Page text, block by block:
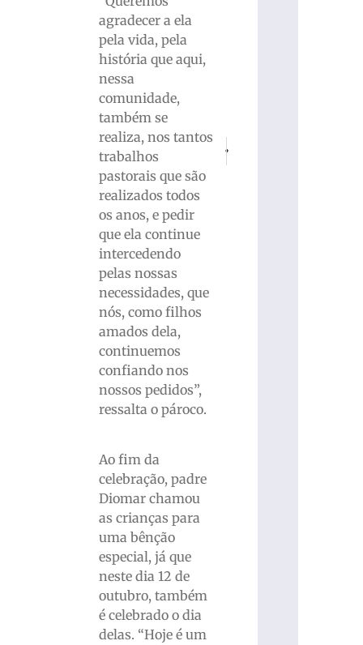
agradecer a ela
pela vida, pela
história que aqui,
nessa
comunidade,
também se
realiza, nos tantos
trabalhos
pastorais que são
realizados todos
os anos, e pedir
que ela continue
intercedendo
pelas nossas
necessidades, que
nós, como filhos
amados dela,
continuemos
confiando nos
nossos pedidos”,
ressalta o pároco.
Ao fim da
celebração, padre
Diomar chamou
as crianças para
uma bênção
especial, já que
neste dia 12 de
outubro, também
é celebrado o dia
delas. “Hoje é um
PRÓXIMO